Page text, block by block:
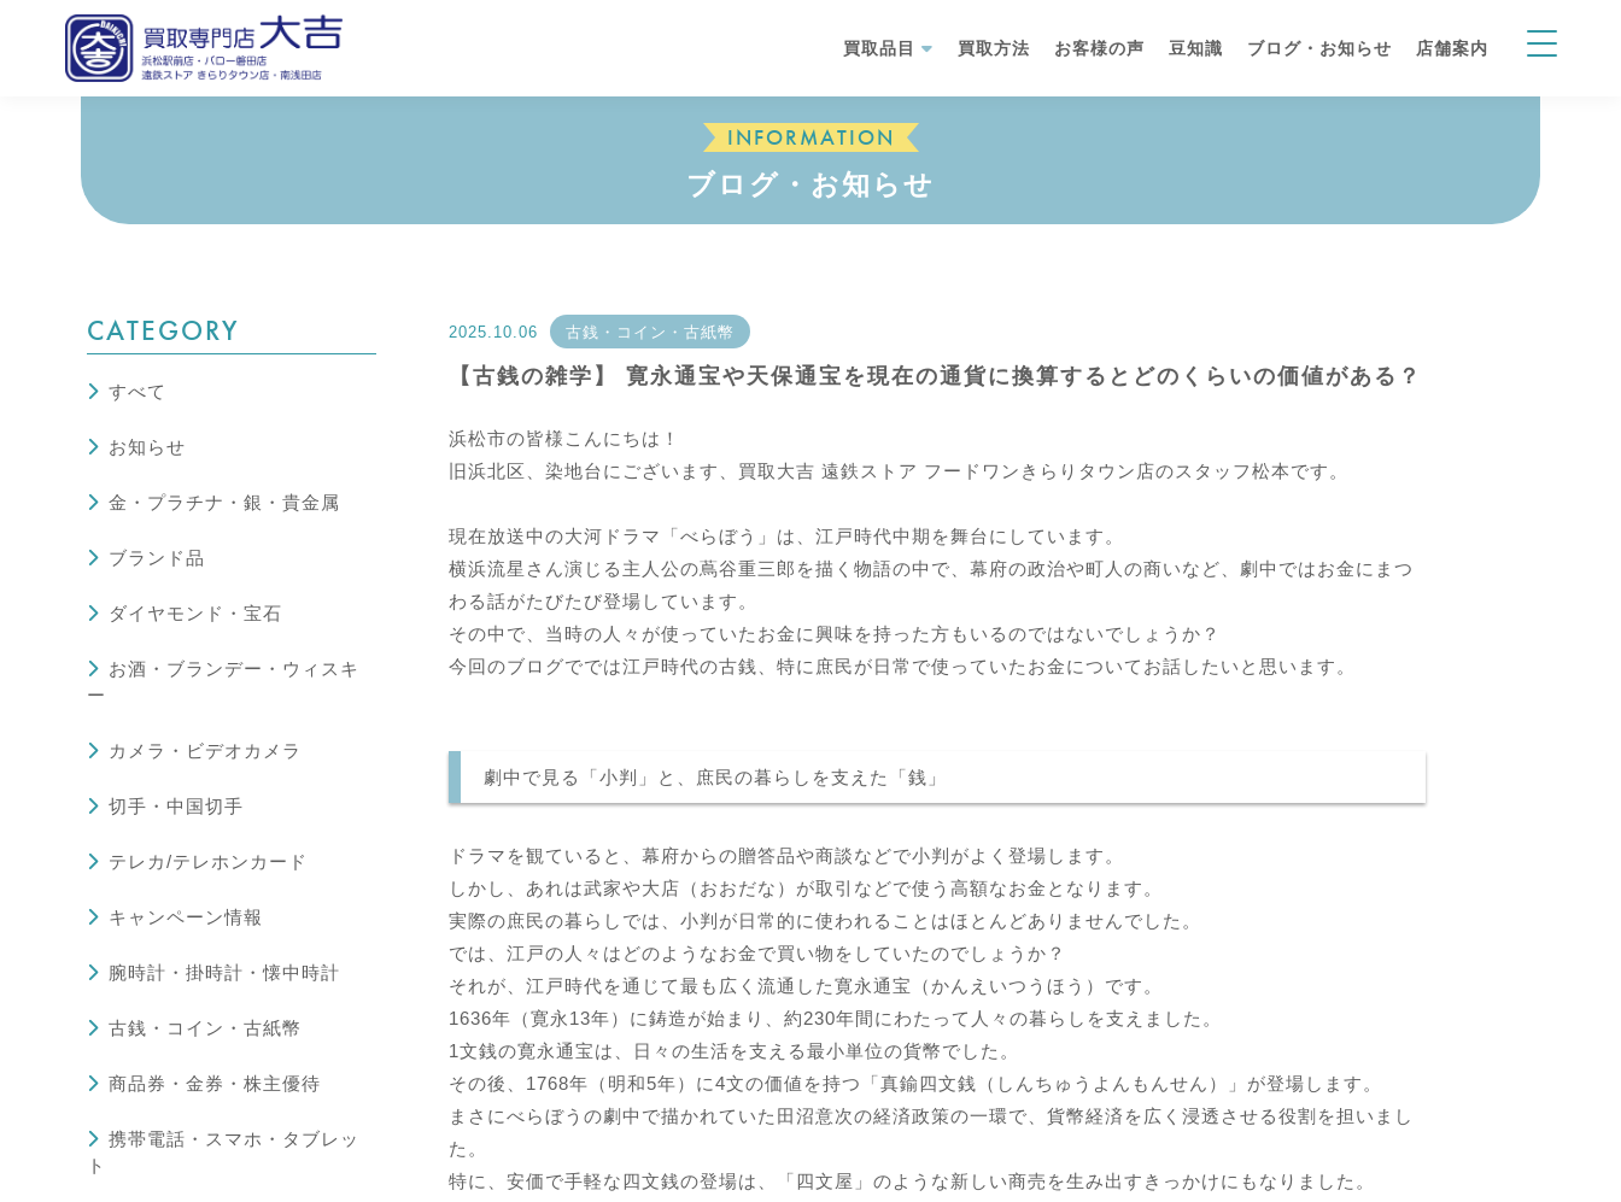
買取品目 買取方法 お客様の声 豆知識 ブログ・お知らせ 店舗案内
INFORMATION
ブログ・お知らせ
2025.10.06 古銭・コイン・古紙幣
【古銭の雑学】 寛永通宝や天保通宝を現在の通貨に換算するとどのくらいの価値がある？
浜松市の皆様こんにちは！
旧浜北区、染地台にございます、買取大吉 遠鉄ストア フードワンきらりタウン店のスタッフ松本です。
現在放送中の大河ドラマ「べらぼう」は、江戸時代中期を舞台にしています。
横浜流星さん演じる主人公の蔦谷重三郎を描く物語の中で、幕府の政治や町人の商いなど、劇中ではお金にまつ
わる話がたびたび登場しています。
その中で、当時の人々が使っていたお金に興味を持った方もいるのではないでしょうか？
今回のブログででは江戸時代の古銭、特に庶民が日常で使っていたお金についてお話したいと思います。
劇中で見る「小判」と、庶民の暮らしを支えた「銭」
ドラマを観ていると、幕府からの贈答品や商談などで小判がよく登場します。
しかし、あれは武家や大店（おおだな）が取引などで使う高額なお金となります。
実際の庶民の暮らしでは、小判が日常的に使われることはほとんどありませんでした。
では、江戸の人々はどのようなお金で買い物をしていたのでしょうか？
それが、江戸時代を通じて最も広く流通した寛永通宝（かんえいつうほう）です。
1636年（寛永13年）に鋳造が始まり、約230年間にわたって人々の暮らしを支えました。
1文銭の寛永通宝は、日々の生活を支える最小単位の貨幣でした。
その後、1768年（明和5年）に4文の価値を持つ「真鍮四文銭（しんちゅうよんもんせん）」が登場します。
まさにべらぼうの劇中で描かれていた田沼意次の経済政策の一環で、貨幣経済を広く浸透させる役割を担いまし
た。
特に、安価で手軽な四文銭の登場は、「四文屋」のような新しい商売を生み出すきっかけにもなりました。
CATEGORY
すべて
お知らせ
金・プラチナ・銀・貴金属
ブランド品
ダイヤモンド・宝石
お酒・ブランデー・ウィスキ
ー
カメラ・ビデオカメラ
切手・中国切手
テレカ/テレホンカード
キャンペーン情報
腕時計・掛時計・懐中時計
古銭・コイン・古紙幣
商品券・金券・株主優待
携帯電話・スマホ・タブレッ
ト